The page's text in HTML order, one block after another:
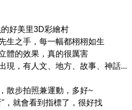
好美里3D彩繪村
生之手，每一幅都栩栩如生
體的效果，真的很厲害
現，有人文、地方、故事、神話...
散步拍照兼運動，多好~
，就會看到指標了，很好找